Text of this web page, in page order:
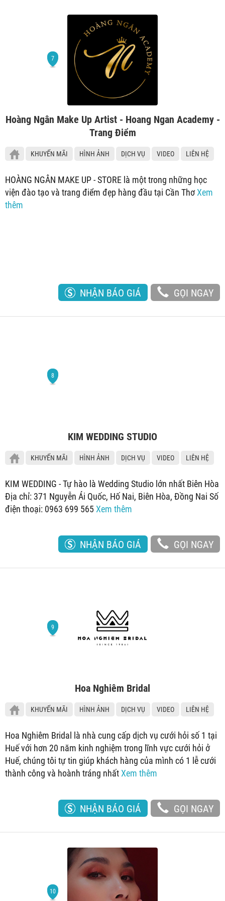
Hoàng Ngân Make Up Artist - Hoang Ngan Academy -
Trang Điểm
KHUYẾN MÃI HÌNH ẢNH DỊCH VỤ VIDEO LIÊN HỆ
HOÀNG NGÂN MAKE UP - STORE là một trong những học
viện đào tạo và trang điểm đẹp hàng đầu tại Cần ThơXem
thêm
NHẬN BÁO GIÁ GỌI NGAY
KIM WEDDING STUDIO
KHUYẾN MÃI HÌNH ẢNH DỊCH VỤ VIDEO LIÊN HỆ
KIM WEDDING - Tự hào là Wedding Studio lớn nhất Biên Hòa
Địa chỉ: 371 Nguyễn Ái Quốc, Hố Nai, Biên Hòa, Đồng Nai Số
điện thoại: 0963 699 565 Xem thêm
NHẬN BÁO GIÁ GỌI NGAY
Hoa Nghiêm Bridal
KHUYẾN MÃI HÌNH ẢNH DỊCH VỤ VIDEO LIÊN HỆ
Hoa Nghiêm Bridal là nhà cung cấp dịch vụ cưới hỏi số 1 tại
Huế với hơn 20 năm kinh nghiệm trong lĩnh vực cưới hỏi ở
Huế, chúng tôi tự tin giúp khách hàng của mình có 1 lễ cưới
thành công và hoành tráng nhấtXem thêm
NHẬN BÁO GIÁ GỌI NGAY